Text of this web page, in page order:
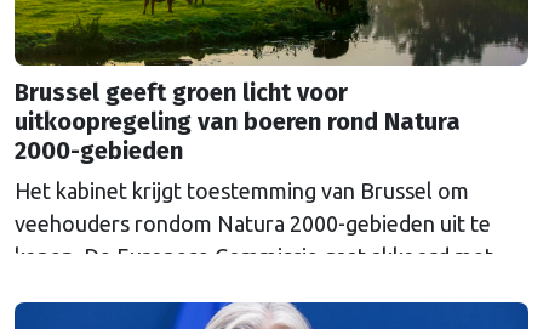
Brussel geeft groen licht voor
uitkoopregeling van boeren rond Natura
2000-gebieden
Het kabinet krijgt toestemming van Brussel om
veehouders rondom Natura 2000-gebieden uit te
kopen. De Europese Commissie gaat akkoord met